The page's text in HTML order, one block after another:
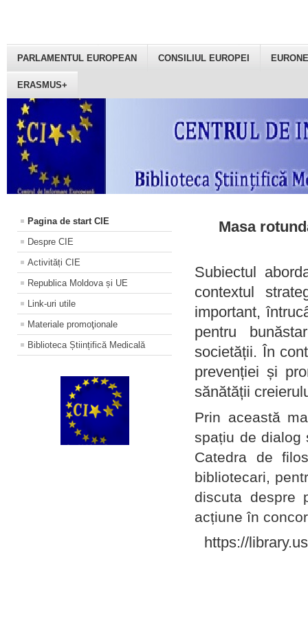
PARLAMENTUL EUROPEAN CONSILIUL EUROPEI
ERASMUS+
Pagina de start CIE
Despre CIE
Activități CIE
Republica Moldova și UE
Link-uri utile
Materiale promoţionale
Biblioteca Științifică Medicală
Masa
Subiectul
contextul
important,
pentru
societății. În
prevenției și
sănătății
Prin această
spațiu de dialog
Catedra de
bibliotecari,
discuta despre
acțiune în
https://